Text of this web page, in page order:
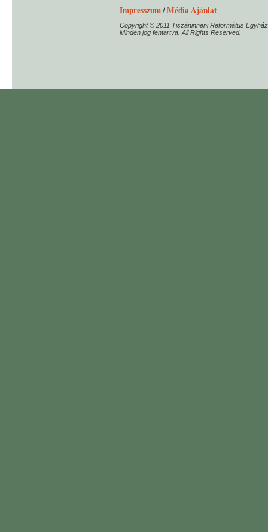
Impresszum/Média Ajánlat
Copyright © 2011 Tiszáninneni Református
Minden jog fentartva. All Rights Reserved.